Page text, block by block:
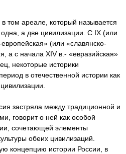
том ареале, который называется
а две цивилизации. С IX (или
(или «славянско-
а с начала XIV в.- «евразийская»
некоторые историки
в отечественной истории как
застряла между традиционной и
говорит о ней как особой
сочетающей элементы
обеих цивилизаций.
концепцию истории России, в